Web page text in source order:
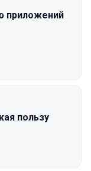
приложений
пользу